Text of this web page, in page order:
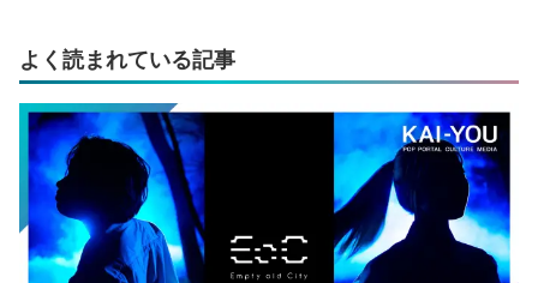
よく読まれている記事